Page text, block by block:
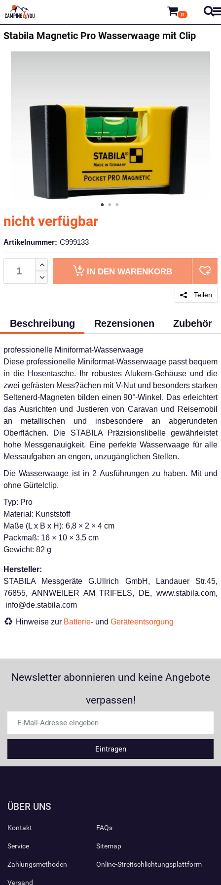
0
Stabila Magnetic Pro Wasserwaage mit Clip
nicht verfügbar
Artikelnummer: C999133
IN DEN WARENKORB
Teilen
Beschreibung Rezensionen Zubehör
professionelle Miniformat-Wasserwaage
Diese professionelle Miniformat-Wasserwaage passt bequem
in die Hosentasche. Ihr robustes Alukern-Gehäuse und die
zwei gefrästen Mess?ächen mit V-Nut und besonders starken
Seltenerd-Magneten bilden einen 90°-Winkel. Das erleichtert
das Ausrichten und Justieren von Caravan und Reisemobil
an metallischen und insbesondere an abgerundeten
Oberflächen. Die STABILA Präzisionslibelle gewährleistet
hohe Messgenauigkeit. Eine perfekte Wasserwaage für alle
Messaufgaben an engen, unzugänglichen Stellen.
Die Wasserwaage ist in 2 Ausführungen zu haben. Mit und
ohne Gürtelclip.
Typ: Pro
Material: Kunststoff
Maße (L x B x H): 6,8 × 2 × 4 cm
Packmaß: 16 × 10 × 3,5 cm
Gewicht: 82 g
Hersteller:
STABILA Messgeräte G.Ullrich GmbH, Landauer Str.45,
76855, ANNWEILER AM TRIFELS, DE, www.stabila.com,
info@de.stabila.com
Hinweise zur Batterie- und Geräteentsorgung
Newsletter abonnieren und keine Angebote
verpassen!
ÜBER UNS
Kontakt
Service
Zahlungsmethoden
Versand
FAQs
Sitemap
Online-Streitschlichtungsplattform